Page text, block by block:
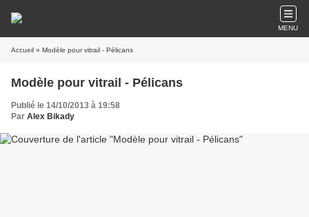
MENU
Accueil » Modèle pour vitrail - Pélicans
Modèle pour vitrail - Pélicans
Publié le 14/10/2013 à 19:58
Par Alex Bikady